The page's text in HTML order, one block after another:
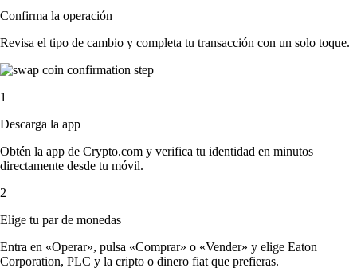
Confirma la operación
Revisa el tipo de cambio y completa tu transacción con un solo toque.
1
Descarga la app
Obtén la app de Crypto.com y verifica tu identidad en minutos
directamente desde tu móvil.
2
Elige tu par de monedas
Entra en «Operar», pulsa «Comprar» o «Vender» y elige Eaton
Corporation, PLC y la cripto o dinero fiat que prefieras.